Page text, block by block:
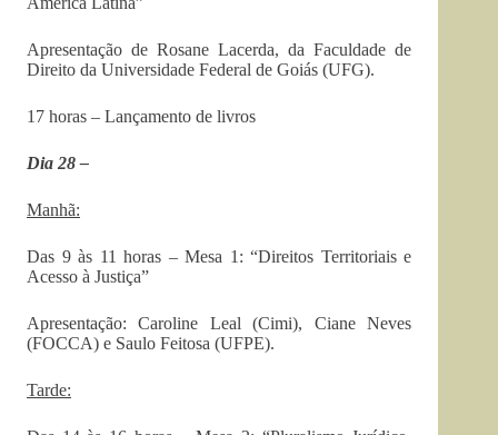
Apresentação de Rosane Lacerda, da Faculdade de
Direito da Universidade Federal de Goiás (UFG).
17 horas – Lançamento de livros
Dia 28 –
Manhã:
Das 9 às 11 horas – Mesa 1: “Direitos Territoriais e
Acesso à Justiça”
Apresentação: Caroline Leal (Cimi), Ciane Neves
(FOCCA) e Saulo Feitosa (UFPE).
Tarde: